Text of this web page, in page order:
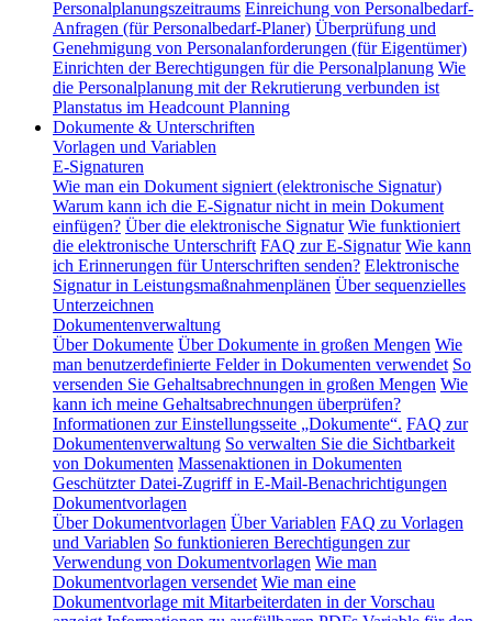
Personalplanungszeitraums Einreichung von Personalbedarf-
Anfragen (für Personalbedarf-Planer) Überprüfung und
Genehmigung von Personalanforderungen (für Eigentümer)
Einrichten der Berechtigungen für die Personalplanung Wie
die Personalplanung mit der Rekrutierung verbunden ist
Planstatus im Headcount Planning
Dokumente & Unterschriften
Vorlagen und Variablen
E-Signaturen
Wie man ein Dokument signiert (elektronische Signatur)
Warum kann ich die E-Signatur nicht in mein Dokument
einfügen? Über die elektronische Signatur Wie funktioniert
die elektronische Unterschrift FAQ zur E-Signatur Wie kann
ich Erinnerungen für Unterschriften senden? Elektronische
Signatur in Leistungsmaßnahmenplänen Über sequenzielles
Unterzeichnen
Dokumentenverwaltung
Über Dokumente Über Dokumente in großen Mengen Wie
man benutzerdefinierte Felder in Dokumenten verwendet So
versenden Sie Gehaltsabrechnungen in großen Mengen Wie
kann ich meine Gehaltsabrechnungen überprüfen?
Informationen zur Einstellungsseite „Dokumente“. FAQ zur
Dokumentenverwaltung So verwalten Sie die Sichtbarkeit
von Dokumenten Massenaktionen in Dokumenten
Geschützter Datei-Zugriff in E-Mail-Benachrichtigungen
Dokumentvorlagen
Über Dokumentvorlagen Über Variablen FAQ zu Vorlagen
und Variablen So funktionieren Berechtigungen zur
Verwendung von Dokumentvorlagen Wie man
Dokumentvorlagen versendet Wie man eine
Dokumentvorlage mit Mitarbeiterdaten in der Vorschau